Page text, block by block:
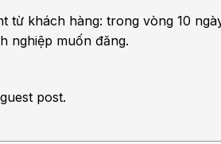
từ khách hàng: trong vòng 10
nghiệp muốn đăng.
post.